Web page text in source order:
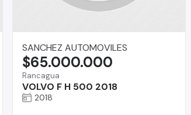
SANCHEZ AUTOMOVILES
Rancagua
VOLVO F H 500 2018
$65.000.000
2018